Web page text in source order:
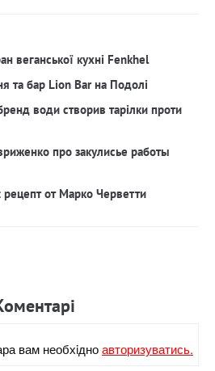
веганської кухні Fenkhel
та бар Lion Bar на Подолі
води створив тарілки проти
про закулисье работы
от Марко Черветти
вам необхiдноавторизуватись.